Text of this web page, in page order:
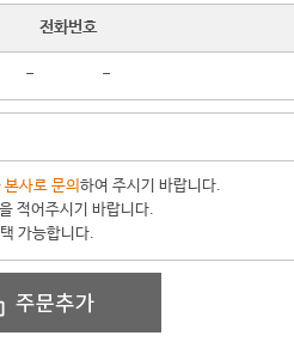
전화번호
- -
본사로 문의 하여 주시기 바랍니다.
적어주시기 바랍니다.
가능합니다.